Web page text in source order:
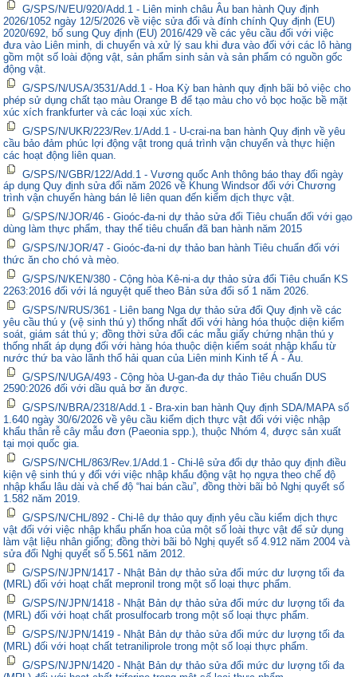
G/SPS/N/EU/920/Add.1 - Liên minh châu Âu ban hành Quy định
2026/1052 ngày 12/5/2026 về việc sửa đổi và đính chính Quy định (EU)
2020/692, bổ sung Quy định (EU) 2016/429 về các yêu cầu đối với việc
đưa vào Liên minh, di chuyển và xử lý sau khi đưa vào đối với các lô hàng
gồm một số loài động vật, sản phẩm sinh sản và sản phẩm có nguồn gốc
động vật.
G/SPS/N/USA/3531/Add.1 - Hoa Kỳ ban hành quy định bãi bỏ việc cho
phép sử dụng chất tạo màu Orange B để tạo màu cho vỏ bọc hoặc bề mặt
xúc xích frankfurter và các loại xúc xích.
G/SPS/N/UKR/223/Rev.1/Add.1 - U-crai-na ban hành Quy định về yêu
cầu bảo đảm phúc lợi động vật trong quá trình vận chuyển và thực hiện
các hoạt động liên quan.
G/SPS/N/GBR/122/Add.1 - Vương quốc Anh thông báo thay đổi ngày
áp dụng Quy định sửa đổi năm 2026 về Khung Windsor đối với Chương
trình vận chuyển hàng bán lẻ liên quan đến kiểm dịch thực vật.
G/SPS/N/JOR/46 - Gioóc-đa-ni dự thảo sửa đổi Tiêu chuẩn đối với gạo
dùng làm thực phẩm, thay thế tiêu chuẩn đã ban hành năm 2015
G/SPS/N/JOR/47 - Gioóc-đa-ni dự thảo ban hành Tiêu chuẩn đối với
thức ăn cho chó và mèo.
G/SPS/N/KEN/380 - Cộng hòa Kê-ni-a dự thảo sửa đổi Tiêu chuẩn KS
2263:2016 đối với lá nguyệt quế theo Bản sửa đổi số 1 năm 2026.
G/SPS/N/RUS/361 - Liên bang Nga dự thảo sửa đổi Quy định về các
yêu cầu thú y (vệ sinh thú y) thống nhất đối với hàng hóa thuộc diện kiểm
soát, giám sát thú y; đồng thời sửa đổi các mẫu giấy chứng nhận thú y
thống nhất áp dụng đối với hàng hóa thuộc diện kiểm soát nhập khẩu từ
nước thứ ba vào lãnh thổ hải quan của Liên minh Kinh tế Á - Âu.
G/SPS/N/UGA/493 - Cộng hòa U-gan-đa dự thảo Tiêu chuẩn DUS
2590:2026 đối với dầu quả bơ ăn được.
G/SPS/N/BRA/2318/Add.1 - Bra-xin ban hành Quy định SDA/MAPA số
1.640 ngày 30/6/2026 về yêu cầu kiểm dịch thực vật đối với việc nhập
khẩu thân rễ cây mẫu đơn (Paeonia spp.), thuộc Nhóm 4, được sản xuất
tại mọi quốc gia.
G/SPS/N/CHL/863/Rev.1/Add.1 - Chi-lê sửa đổi dự thảo quy định điều
kiện vệ sinh thú y đối với việc nhập khẩu động vật họ ngựa theo chế độ
nhập khẩu lâu dài và chế độ “hai bán cầu”, đồng thời bãi bỏ Nghị quyết số
1.582 năm 2019.
G/SPS/N/CHL/892 - Chi-lê dự thảo quy định yêu cầu kiểm dịch thực
vật đối với việc nhập khẩu phấn hoa của một số loài thực vật để sử dụng
làm vật liệu nhân giống; đồng thời bãi bỏ Nghị quyết số 4.912 năm 2004 và
sửa đổi Nghị quyết số 5.561 năm 2012.
G/SPS/N/JPN/1417 - Nhật Bản dự thảo sửa đổi mức dư lượng tối đa
(MRL) đối với hoạt chất mepronil trong một số loại thực phẩm.
G/SPS/N/JPN/1418 - Nhật Bản dự thảo sửa đổi mức dư lượng tối đa
(MRL) đối với hoạt chất prosulfocarb trong một số loại thực phẩm.
G/SPS/N/JPN/1419 - Nhật Bản dự thảo sửa đổi mức dư lượng tối đa
(MRL) đối với hoạt chất tetraniliprole trong một số loại thực phẩm.
G/SPS/N/JPN/1420 - Nhật Bản dự thảo sửa đổi mức dư lượng tối đa